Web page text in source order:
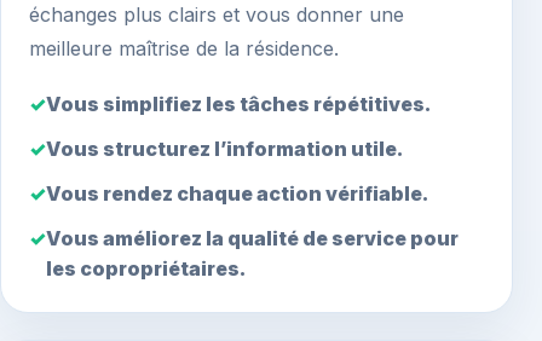
échanges plus clairs et vous donner une
meilleure maîtrise de la résidence.
Vous simplifiez les tâches répétitives.
Vous structurez l’information utile.
Vous rendez chaque action vérifiable.
Vous améliorez la qualité de service pour
les copropriétaires.